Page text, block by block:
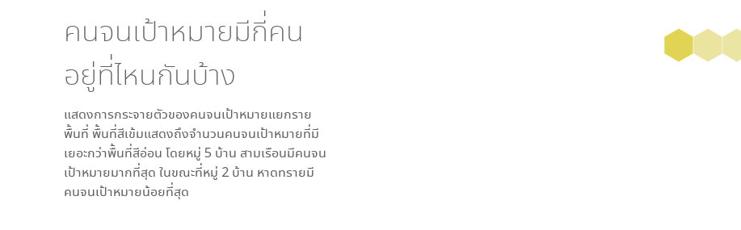
คนจนเป้าหมายมีกี่คน
อยู่ที่ไหนกันบ้าง
แสดงการกระจายตัวของคนจนเป้าหมายแยกราย
พื้นที่ พื้นที่สีเข้มแสดงถึงจำนวนคนจนเป้าหมายที่มี
เยอะกว่าพื้นที่สีอ่อน โดยหมู่ 5 บ้าน สามเรือนมีคนจน
เป้าหมายมากที่สุด ในขณะที่หมู่ 2 บ้าน หาดทรายมี
คนจนเป้าหมายน้อยที่สุด